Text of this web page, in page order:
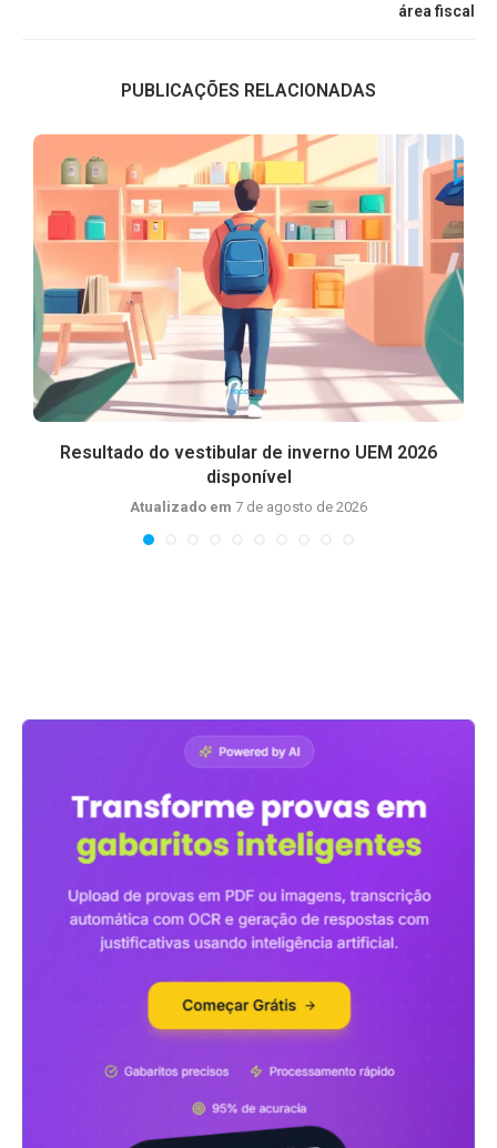
área fiscal
PUBLICAÇÕES RELACIONADAS
Resultado do vestibular de inverno UEM 2026
disponível
Atualizado em 7 de agosto de 2026